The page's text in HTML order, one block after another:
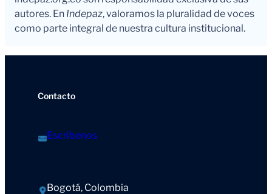
autores. En Indepaz, valoramos la pluralidad de voces
como parte integral de nuestra cultura institucional.
Contacto
Escríbenos
Bogotá, Colombia